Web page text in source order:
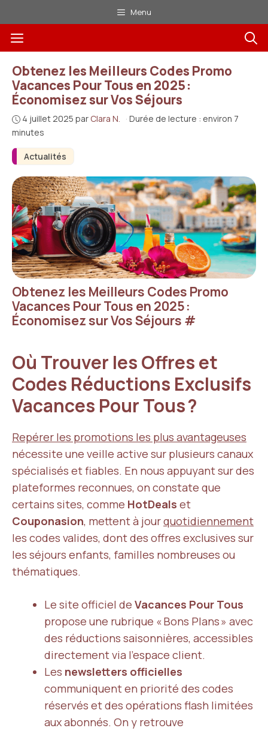
au
contenu
Menu
Menu
Actualités
Obtenez les Meilleurs Codes Promo
Vacances Pour Tous en 2025 :
Économisez sur Vos Séjours
4 juillet 2025 par Clara N. · Durée de lecture : environ 7
minutes
Obtenez les Meilleurs Codes Promo
Vacances Pour Tous en 2025 :
Économisez sur Vos Séjours #
Où Trouver les Offres et
Codes Réductions Exclusifs
Vacances Pour Tous ?
Repérer les promotions les plus avantageuses
nécessite une veille active sur plusieurs canaux
spécialisés et fiables. En nous appuyant sur des
plateformes reconnues, on constate que
certains sites, comme HotDeals et
Couponasion, mettent à jourquotidiennement
les codes valides, dont des offres exclusives sur
les séjours enfants, familles nombreuses ou
thématiques.
Le site officiel de Vacances Pour Tous
propose une rubrique « Bons Plans » avec
des réductions saisonnières, accessibles
directement via l’espace client.
Les newsletters officielles
communiquent en priorité des codes
réservés et des opérations flash limitées
aux abonnés. On y retrouve